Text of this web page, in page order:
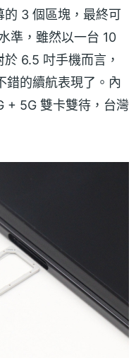
的 3 個區塊，最終可
準，雖然以一台 10
6.5 吋手機而言，
錯的續航表現了。內
+ 5G 雙卡雙待，台灣